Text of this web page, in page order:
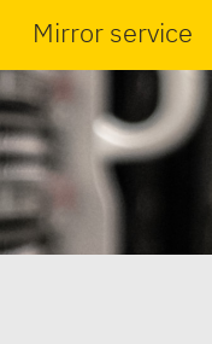
Mirror service